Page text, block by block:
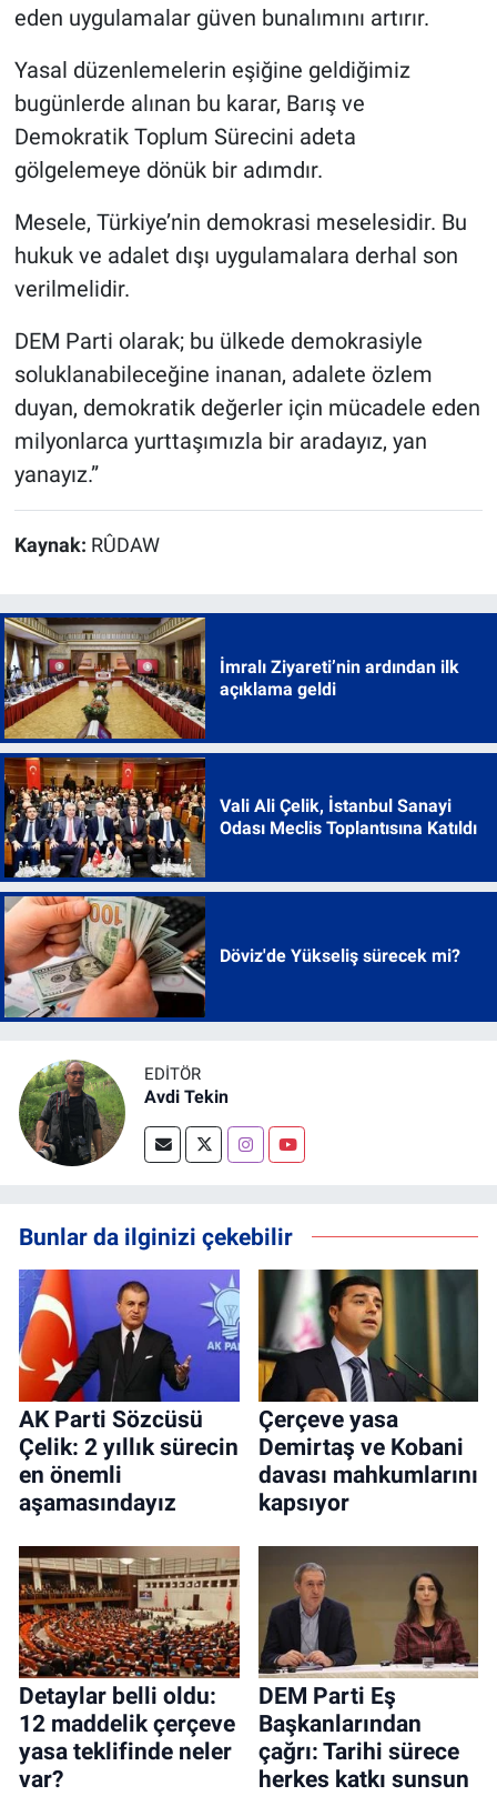
eden uygulamalar güven bunalımını artırır.
Yasal düzenlemelerin eşiğine geldiğimiz
bugünlerde alınan bu karar, Barış ve
Demokratik Toplum Sürecini adeta
gölgelemeye dönük bir adımdır.
Mesele, Türkiye’nin demokrasi meselesidir. Bu
hukuk ve adalet dışı uygulamalara derhal son
verilmelidir.
DEM Parti olarak; bu ülkede demokrasiyle
soluklanabileceğine inanan, adalete özlem
duyan, demokratik değerler için mücadele eden
milyonlarca yurttaşımızla bir aradayız, yan
yanayız.”
Kaynak: RÛDAW
İmralı Ziyareti’nin ardından ilk
açıklama geldi
Vali Ali Çelik, İstanbul Sanayi
Odası Meclis Toplantısına Katıldı
Döviz'de Yükseliş sürecek mi?
EDITÖR
Avdi Tekin
Bunlar da ilginizi çekebilir
AK Parti Sözcüsü
Çelik: 2 yıllık sürecin
en önemli
aşamasındayız
Çerçeve yasa
Demirtaş ve Kobani
davası mahkumlarını
kapsıyor
Detaylar belli oldu:
12 maddelik çerçeve
yasa teklifinde neler
var?
DEM Parti Eş
Başkanlarından
çağrı: Tarihi sürece
herkes katkı sunsun